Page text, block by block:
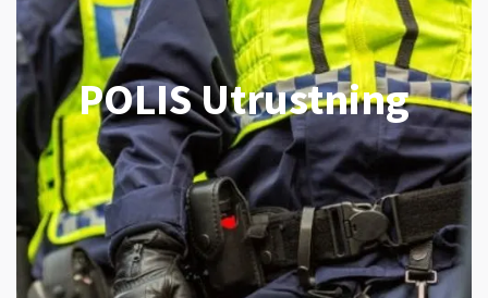
POLIS Utrustning